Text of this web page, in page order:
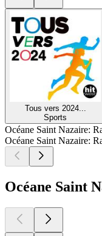
Tous vers 2024...
Sports
Océane Saint Nazaire:
Océane Saint Nazaire:
Océane Saint